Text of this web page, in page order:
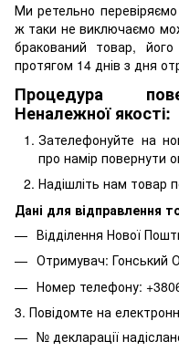
Ми ретельно
ж таки не виключаємо
бракований товар,
протягом 14 днів з дня
Процедура
Неналежної якості:
Зателефонуйте на
про намір повернути
Надішліть нам товар
Дані для відправлення
Відділення Нової
Отримувач: Гонський
Номер телефону:
3. Повідомте на
№ декларації